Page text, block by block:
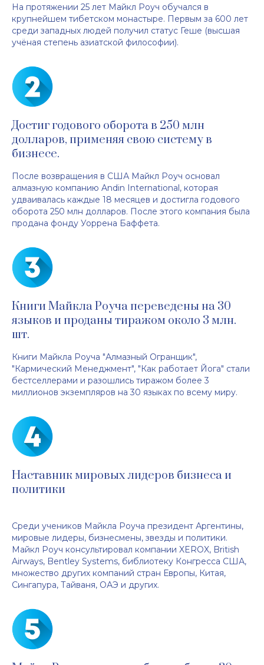
На протяжении 25 лет Майкл Роуч обучался в
крупнейшем тибетском монастыре. Первым за 600 лет
среди западных людей получил статус Геше (высшая
учёная степень азиатской философии).
Достиг годового оборота в 250 млн
долларов, применяя свою систему в
бизнесе.
После возвращения в США Майкл Роуч основал
алмазную компанию Andin International, которая
удваивалась каждые 18 месяцев и достигла годового
оборота 250 млн долларов. После этого компания была
продана фонду Уоррена Баффета.
Книги Майкла Роуча переведены на 30
языков и проданы тиражом около 3 млн.
шт.
Книги Майкла Роуча "Алмазный Огранщик",
"Кармический Менеджмент", "Как работает Йога" стали
бестселлерами и разошлись тиражом более 3
миллионов экземпляров на 30 языках по всему миру.
Наставник мировых лидеров бизнеса и
политики
Среди учеников Майкла Роуча президент Аргентины,
мировые лидеры, бизнесмены, звезды и политики.
Майкл Роуч консультировал компании XEROX, British
Airways, Bentley Systems, библиотеку Конгресса США,
множество других компаний стран Европы, Китая,
Сингапура, Тайваня, ОАЭ и других.